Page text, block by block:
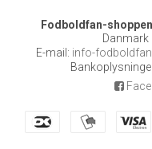
Fodboldfan-
Danmark
E-mail : info-